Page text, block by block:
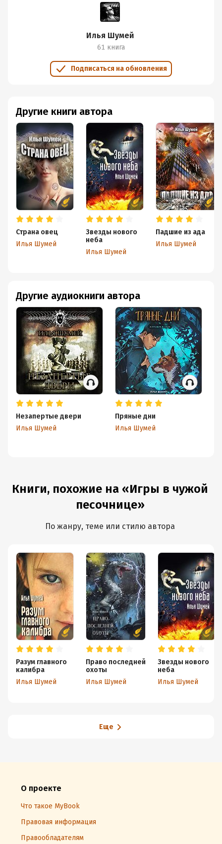
Ах, да, чуть не забыла! Книга очень качественно
вычитана. Это редкость в данном проекте. Глазки
Это был мед. И именно за все это я поставила оценку.
мало, они несущественны и важнее их обсудить лично
с автором, нежели вываливать тем, кто только
творчеством не обещаю, но одним глазком на
авторскую страничку посматривать буду. Вдруг когда-
нибудь обнаружу там интересный для меня жанр, да
еще и нужном мне объеме )))
Илья Шумей
61 книга
Подписаться на обновления
Другие книги автора
Страна овец
Илья Шумей
Звезды нового
неба
Илья Шумей
Падшие из ада
Илья Шумей
Другие аудиокниги автора
Незапертые двери
Илья Шумей
Пряные дни
Илья Шумей
Книги, похожие на «Игры в чужой
песочнице»
По жанру, теме или стилю автора
Разум главного
калибра
Илья Шумей
Право последней
охоты
Илья Шумей
Звезды нового
неба
Илья Шумей
Еще
О проекте
Что такое MyBook
Правовая информация
Правообладателям